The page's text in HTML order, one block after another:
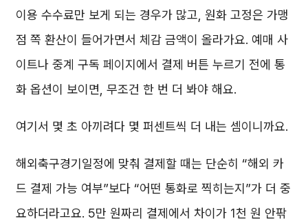
이용 수수료만 보게 되는 경우가 많고, 원화 고정은 가맹
점 쪽 환산이 들어가면서 체감 금액이 올라가요. 예매 사
이트나 중계 구독 페이지에서 결제 버튼 누르기 전에 통
화 옵션이 보이면, 무조건 한 번 더 봐야 해요.
여기서 몇 초 아끼려다 몇 퍼센트씩 더 내는 셈이니까요.
해외축구경기일정에 맞춰 결제할 때는 단순히 “해외 카
드 결제 가능 여부”보다 “어떤 통화로 찍히는지”가 더 중
요하더라고요. 5만 원짜리 결제에서 차이가 1천 원 안팎